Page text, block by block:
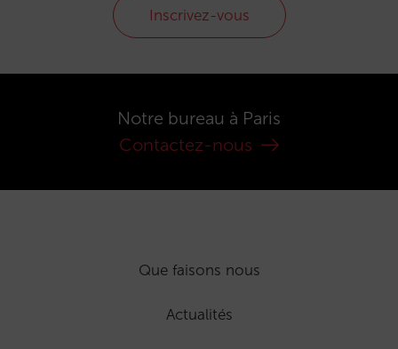
Inscrivez-vous
Notre bureau à Paris
Contactez-nous
Que faisons nous
Actualités